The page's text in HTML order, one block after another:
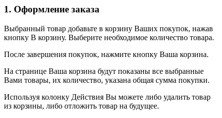
1. Оформление заказа
Выбранный товар добавьте в корзину Ваших покупок, нажав
кнопку В корзину. Выберите необходимое количество товара.
После завершения покупок, нажмите кнопку Ваша корзина.
На странице Ваша корзина будут показаны все выбранные
Вами товары, их количество, указана общая сумма покупки.
Используя колонку Действия Вы можете либо удалить товар
из корзины, либо отложить товар на будущее.